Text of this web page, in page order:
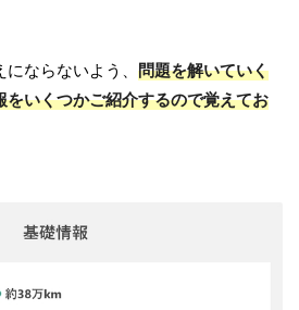
ならないよう、 問題を解いていく
をいくつかご紹介するので覚えてお